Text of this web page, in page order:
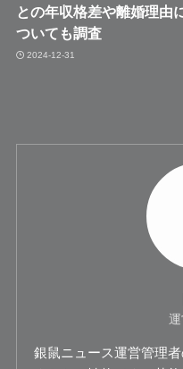
との年収格差や離婚理由
ついても調査
2024-12-31
銀鼠ニュース運営管理